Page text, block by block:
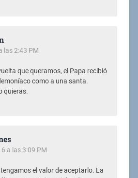
las 2:43 PM
que queramos, el Papa recibió
como a una santa.
quieras.
a las 3:09 PM
el valor de aceptarlo. La